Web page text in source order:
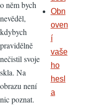
o něm bych
nevěděl,
kdybych
pravidělně
nečistil svoje
skla. Na
obrazu není
nic poznat.
Obn
oven
í
vaše
ho
hesl
a